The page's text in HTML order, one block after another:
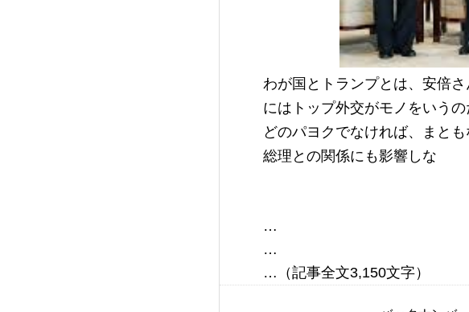
わが国とトランプとは、安倍
にはトップ外交がモノをいう
どのパヨクでなければ、まと
総理との関係にも影響しな
…
…